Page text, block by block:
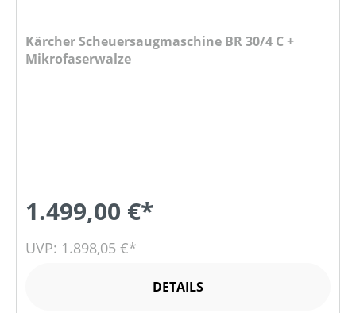
Kärcher Scheuersaugmaschine BR 30/4 C +
Mikrofaserwalze
1.499,00 €*
UVP: 1.898,05 €*
DETAILS